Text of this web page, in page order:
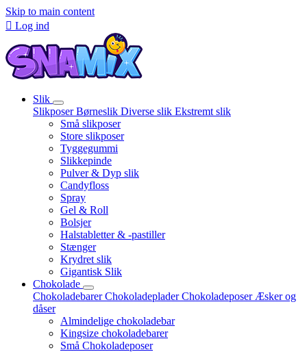
Skip to main content
 Log ind
Slik
SlikposerBørneslik Diverse slik Ekstremt slik
Små slikposer
Store slikposer
Tyggegummi
Slikkepinde
Pulver & Dyp slik
Candyfloss
Spray
Gel & Roll
Bolsjer
Halstabletter & -pastiller
Stænger
Krydret slik
Gigantisk Slik
Chokolade
ChokoladebarerChokoladepladerChokoladeposer Æsker og
dåser
Almindelige chokoladebar
Kingsize chokoladebarer
Små Chokoladeposer